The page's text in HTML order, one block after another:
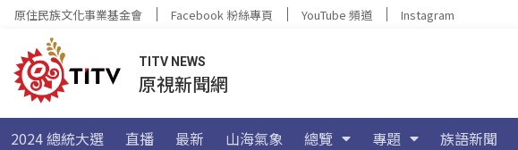
原住民族文化事業基金會 Facebook 粉絲專頁 YouTube 頻道 Instagram
TITV NEWS
原視新聞網
2024 總統大選 直播 最新 山海氣象 總覽 專題 族語新聞